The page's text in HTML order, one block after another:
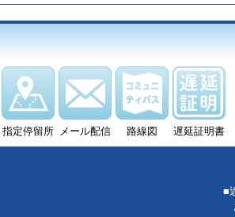
指定停留所 メール配信 路線図 遅延証明書
■